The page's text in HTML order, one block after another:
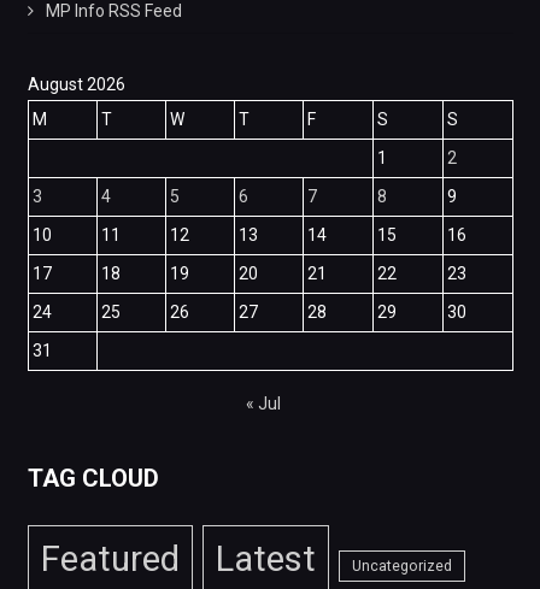
MP Info RSS Feed
August 2026
M
T W T F S
S
1
2
3
4 5 6 7 8
9
10
11 12 13 14 15
16
17
18 19 20 21 22
23
24
25 26 27 28 29
30
31
« Jul
TAG CLOUD
Featured Latest Uncategorized